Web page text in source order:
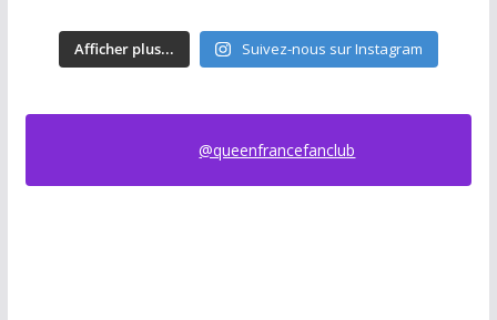
Afficher plus... Suivez-nous sur Instagram
@queenfrancefanclub